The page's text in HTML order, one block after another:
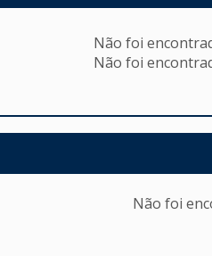
Não foi
Não foi
Não foi